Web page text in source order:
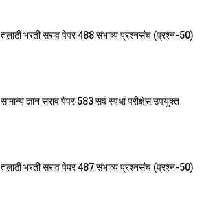
तलाठी भरती सराव पेपर 488 संभाव्य प्रश्नसंच (प्रश्न-50)
सामान्य ज्ञान सराव पेपर 583 सर्व स्पर्धा परीक्षेस उपयुक्त
तलाठी भरती सराव पेपर 487 संभाव्य प्रश्नसंच (प्रश्न-50)